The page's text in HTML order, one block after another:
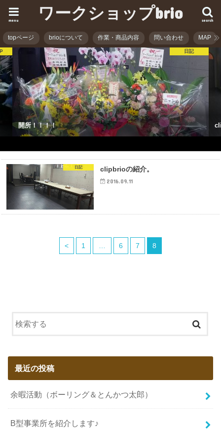
ワークショップbrio search
menu
topページ brioについて 作業・商品内容 問い合わせ MAP
日記
開所！！！！
日記 clipbrioの紹介。
2016.09.11
< 1 6 7 8
最近の投稿
余暇活動（ボーリング＆とんかつ太郎）
B型事業所を紹介します♪